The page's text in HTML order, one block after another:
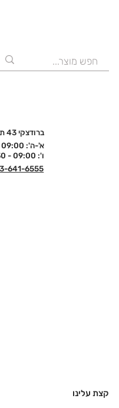
ברודצקי 43 תל אביב (רמת אביב)
א'-ה': 09:00 - 18:30
ו': 09:00 - 13:30
641-6555
קצת עלינו